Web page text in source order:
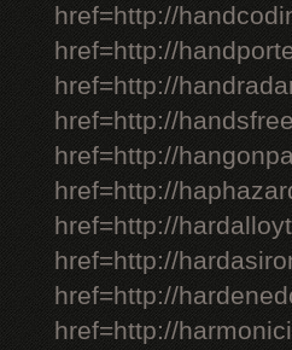
href=http://
href=http://
href=http://
href=http://
href=http://
href=http://
href=http://
href=http://
href=http://
href=http://